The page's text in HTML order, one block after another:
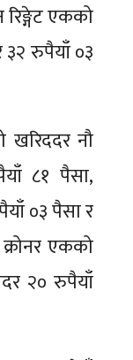
एकको
३२ रुपैयाँ ०३
खरिददर नौ
८१ पैसा,
०३ पैसा र
एकको
२० रुपैयाँ